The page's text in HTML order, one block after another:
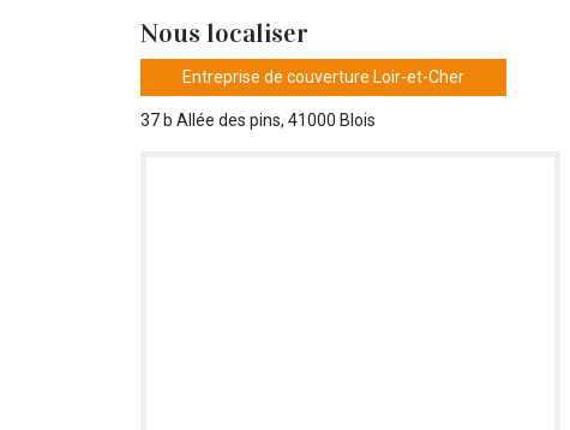
Nous localiser
Entreprise de couverture Loir-et-Cher
37 b Allée des pins, 41000 Blois